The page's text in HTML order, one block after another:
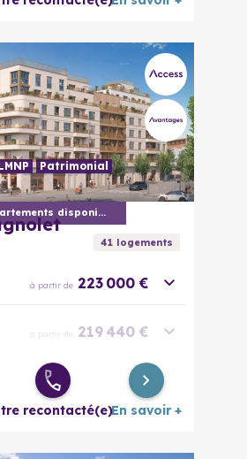
Nouveaux appartements disponibles
Patrimonial
41logements
à partir de 223 000 €
à partir de 219 440 €
à partir de 286 000 €
recontacté(e)En savoir +